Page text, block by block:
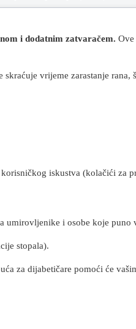
i dodatnim zatvaračem. Ove
vrijeme zarastanje
umirovljenike i osobe koje puno
stopala).
za dijabetičare pomoći će
iskustva (kolačići za